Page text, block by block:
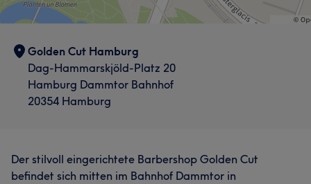
Golden Cut Hamburg
Dag-Hammarskjöld-Platz 20
Hamburg Dammtor Bahnhof
20354 Hamburg
Der stilvoll eingerichtete Barbershop Golden Cut
befindet sich mitten im Bahnhof Dammtor in